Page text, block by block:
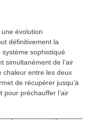
évolution
définitivement la
système sophistiqué
simultanément de l’air
chaleur entre les deux
de récupérer jusqu’à
pour préchauffer l’air